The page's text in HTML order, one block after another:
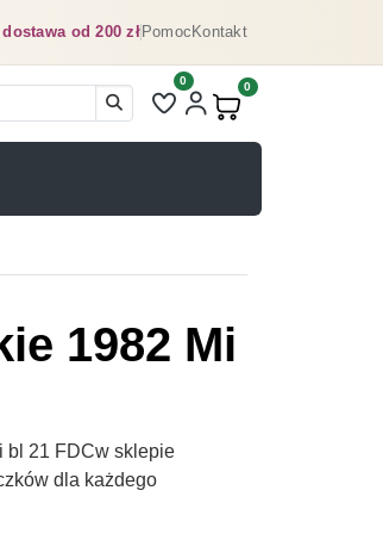
od 200 złPomocKontakt
Liczba pozycji na liście
0
Produkty w koszyku:
0
1982 Mi
bl 21 FDCw sklepie
dla każdego